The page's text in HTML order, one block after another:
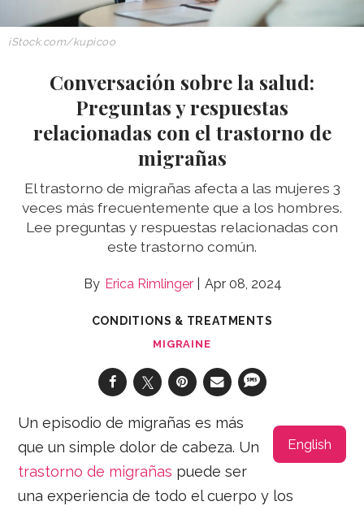
iStock.com/kupicoo
Conversación sobre la salud:
Preguntas y respuestas
relacionadas con el trastorno de
migrañas
El trastorno de migrañas afecta a las mujeres 3
veces más frecuentemente que a los hombres.
Lee preguntas y respuestas relacionadas con
este trastorno común.
Erica Rimlinger Apr 08, 2024
CONDITIONS & TREATMENTS
MIGRAINE
English
Un episodio de migrañas es más
que un simple dolor de cabeza. Un
trastorno de migrañas puede ser
una experiencia de todo el cuerpo y los